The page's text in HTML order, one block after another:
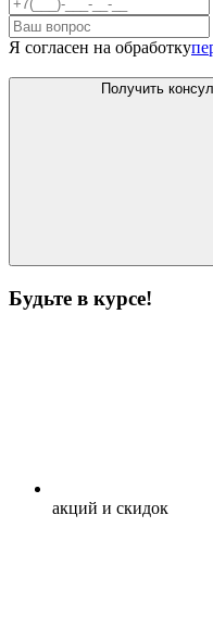
Я согласен на обработку
Получить
Будьте в курсе!
акций и скидок